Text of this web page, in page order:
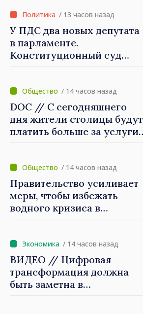
Северной Ирландии Ферн
Хорин
/ 13 часов назад
У ПДС два новых депутата
в парламенте.
Конституционный суд
/ 14 часов назад
DOC // С сегодняшнего
дня жители столицы будут
платить больше за услуги
/ 14 часов назад
Правительство усиливает
меры, чтобы избежать
водного кризиса в
/ 14 часов назад
ВИДЕО // Цифровая
трансформация должна
быть заметна в